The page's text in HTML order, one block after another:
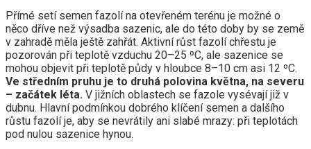
Přímé setí semen fazolí na otevřeném terénu je možné o
něco dříve než výsadba sazenic, ale do této doby by se země
v zahradě měla ještě zahřát. Aktivní růst fazolí chřestu je
pozorován při teplotě vzduchu 20–25 ºС, ale sazenice se
mohou objevit při teplotě půdy v hloubce 8–10 cm asi 12 ºС.
Ve středním pruhu je to druhá polovina května, na severu
– začátek léta. V jižních oblastech se fazole vysévají již v
dubnu. Hlavní podmínkou dobrého klíčení semen a dalšího
růstu fazolí je, aby se nevrátily ani slabé mrazy: při teplotách
pod nulou sazenice hynou.